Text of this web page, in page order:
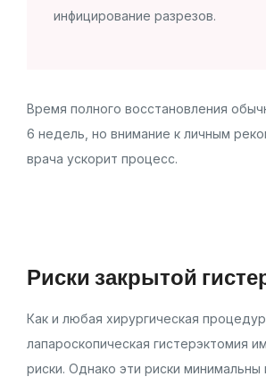
инфицирование разрезов.
Время полного восстановления
6 недель, но внимание к личным
врача ускорит процесс.
Риски закрытой
Как и любая хирургическая
лапароскопическая гистерэктомия
риски. Однако эти риски минимальны